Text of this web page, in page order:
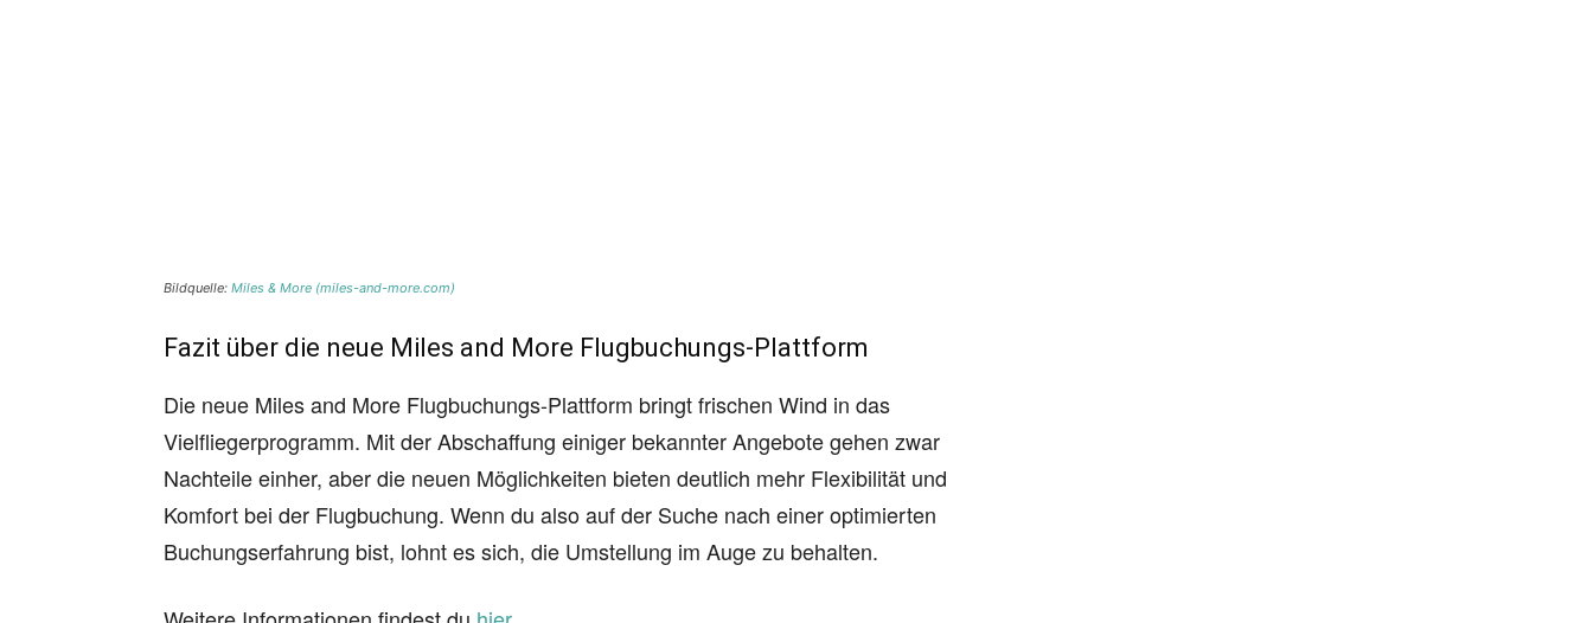
Bildquelle: Miles & More (miles-and-more.com)
Fazit über die neue Miles and More Flugbuchungs-Plattform
Die neue Miles and More Flugbuchungs-Plattform bringt frischen Wind in das
Vielfliegerprogramm. Mit der Abschaffung einiger bekannter Angebote gehen zwar
Nachteile einher, aber die neuen Möglichkeiten bieten deutlich mehr Flexibilität und
Komfort bei der Flugbuchung. Wenn du also auf der Suche nach einer optimierten
Buchungserfahrung bist, lohnt es sich, die Umstellung im Auge zu behalten.